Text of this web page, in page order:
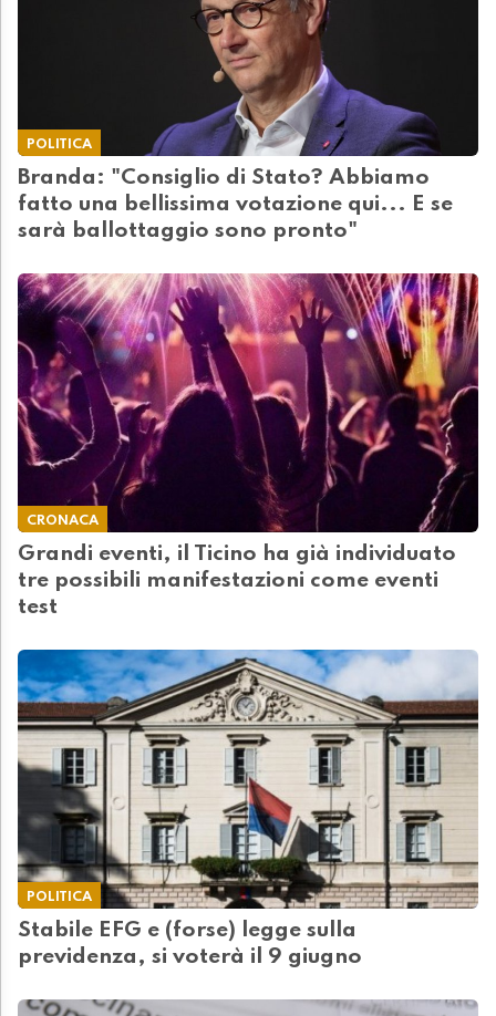
POLITICA
Branda: "Consiglio di Stato? Abbiamo
fatto una bellissima votazione qui... E se
sarà ballottaggio sono pronto"
CRONACA
Grandi eventi, il Ticino ha già individuato
tre possibili manifestazioni come eventi
test
POLITICA
Stabile EFG e (forse) legge sulla
previdenza, si voterà il 9 giugno